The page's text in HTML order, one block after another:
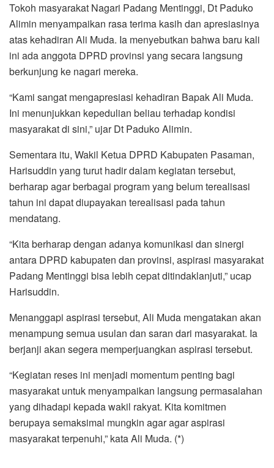
Tokoh masyarakat Nagari Padang Mentinggi, Dt Paduko
Alimin menyampaikan rasa terima kasih dan apresiasinya
atas kehadiran Ali Muda. Ia menyebutkan bahwa baru kali
ini ada anggota DPRD provinsi yang secara langsung
berkunjung ke nagari mereka.
“Kami sangat mengapresiasi kehadiran Bapak Ali Muda.
Ini menunjukkan kepedulian beliau terhadap kondisi
masyarakat di sini,” ujar Dt Paduko Alimin.
Sementara itu, Wakil Ketua DPRD Kabupaten Pasaman,
Harisuddin yang turut hadir dalam kegiatan tersebut,
berharap agar berbagai program yang belum terealisasi
tahun ini dapat diupayakan terealisasi pada tahun
mendatang.
“Kita berharap dengan adanya komunikasi dan sinergi
antara DPRD kabupaten dan provinsi, aspirasi masyarakat
Padang Mentinggi bisa lebih cepat ditindaklanjuti,” ucap
Harisuddin.
Menanggapi aspirasi tersebut, Ali Muda mengatakan akan
menampung semua usulan dan saran dari masyarakat. Ia
berjanji akan segera memperjuangkan aspirasi tersebut.
“Kegiatan reses ini menjadi momentum penting bagi
masyarakat untuk menyampaikan langsung permasalahan
yang dihadapi kepada wakil rakyat. Kita komitmen
berupaya semaksimal mungkin agar agar aspirasi
masyarakat terpenuhi,” kata Ali Muda. (*)